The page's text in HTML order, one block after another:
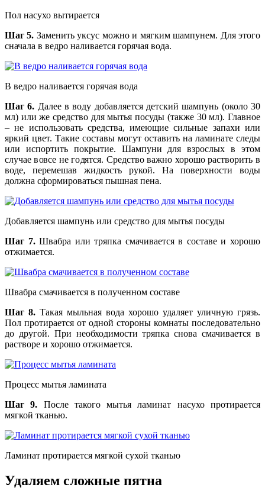
Пол насухо вытирается
Шаг 5. Заменить уксус можно и мягким шампунем. Для этого
сначала в ведро наливается горячая вода.
В ведро наливается горячая вода
Шаг 6. Далее в воду добавляется детский шампунь (около 30
мл) или же средство для мытья посуды (также 30 мл). Главное
– не использовать средства, имеющие сильные запахи или
яркий цвет. Такие составы могут оставить на ламинате следы
или испортить покрытие. Шампуни для взрослых в этом
случае вовсе не годятся. Средство важно хорошо растворить в
воде, перемешав жидкость рукой. На поверхности воды
должна сформироваться пышная пена.
Добавляется шампунь или средство для мытья посуды
Шаг 7.Швабра или тряпка смачивается в составе и хорошо
отжимается.
Швабра смачивается в полученном составе
Шаг 8. Такая мыльная вода хорошо удаляет уличную грязь.
Пол протирается от одной стороны комнаты последовательно
до другой. При необходимости тряпка снова смачивается в
растворе и хорошо отжимается.
Процесс мытья ламината
Шаг 9. После такого мытья ламинат насухо протирается
мягкой тканью.
Ламинат протирается мягкой сухой тканью
Удаляем сложные пятна